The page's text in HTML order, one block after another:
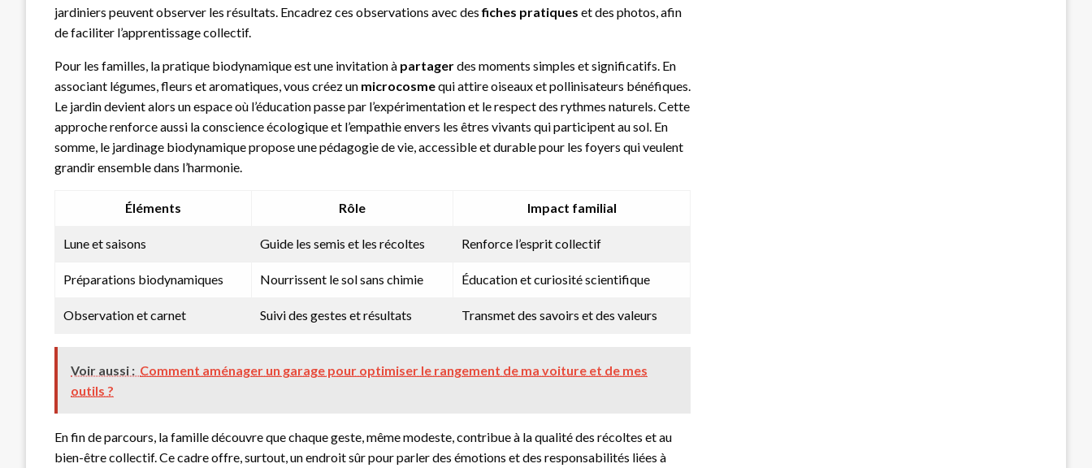
jardiniers peuvent observer les résultats. Encadrez ces observations avec desfiches pratiques et des photos, afin
de faciliter l’apprentissage collectif.
Pour les familles, la pratique biodynamique est une invitation à partagerdes moments simples et significatifs. En
associant légumes, fleurs et aromatiques, vous créez un microcosmequi attire oiseaux et pollinisateurs bénéfiques.
Le jardin devient alors un espace où l’éducation passe par l’expérimentation et le respect des rythmes naturels. Cette
approche renforce aussi la conscience écologique et l’empathie envers les êtres vivants qui participent au sol. En
somme, le jardinage biodynamique propose une pédagogie de vie, accessible et durable pour les foyers qui veulent
grandir ensemble dans l’harmonie.
Éléments Rôle Impact familial
Lune et saisons Guide les semis et les récoltes Renforce l’esprit collectif
Préparations biodynamiques Nourrissent le sol sans chimie Éducation et curiosité scientifique
Observation et carnet Suivi des gestes et résultats Transmet des savoirs et des valeurs
Voir aussi : Comment aménager un garage pour optimiser le rangement de ma voiture et de mes
outils ?
En fin de parcours, la famille découvre que chaque geste, même modeste, contribue à la qualité des récoltes et au
bien-être collectif. Ce cadre offre, surtout, un endroit sûr pour parler des émotions et des responsabilités liées à